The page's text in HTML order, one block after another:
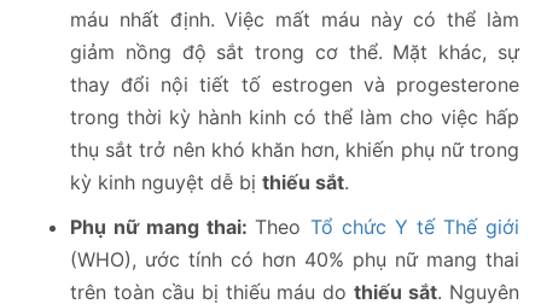
máu nhất định. Việc mất máu này có thể làm
giảm nồng độ sắt trong cơ thể. Mặt khác, sự
thay đổi nội tiết tố estrogen và progesterone
trong thời kỳ hành kinh có thể làm cho việc hấp
thụ sắt trở nên khó khăn hơn, khiến phụ nữ trong
kỳ kinh nguyệt dễ bị thiếu sắt.
Phụ nữ mang thai:Theo Tổ chức Y tế Thế giới
(WHO), ước tính có hơn 40% phụ nữ mang thai
trên toàn cầu bị thiếu máu dothiếu sắt. Nguyên